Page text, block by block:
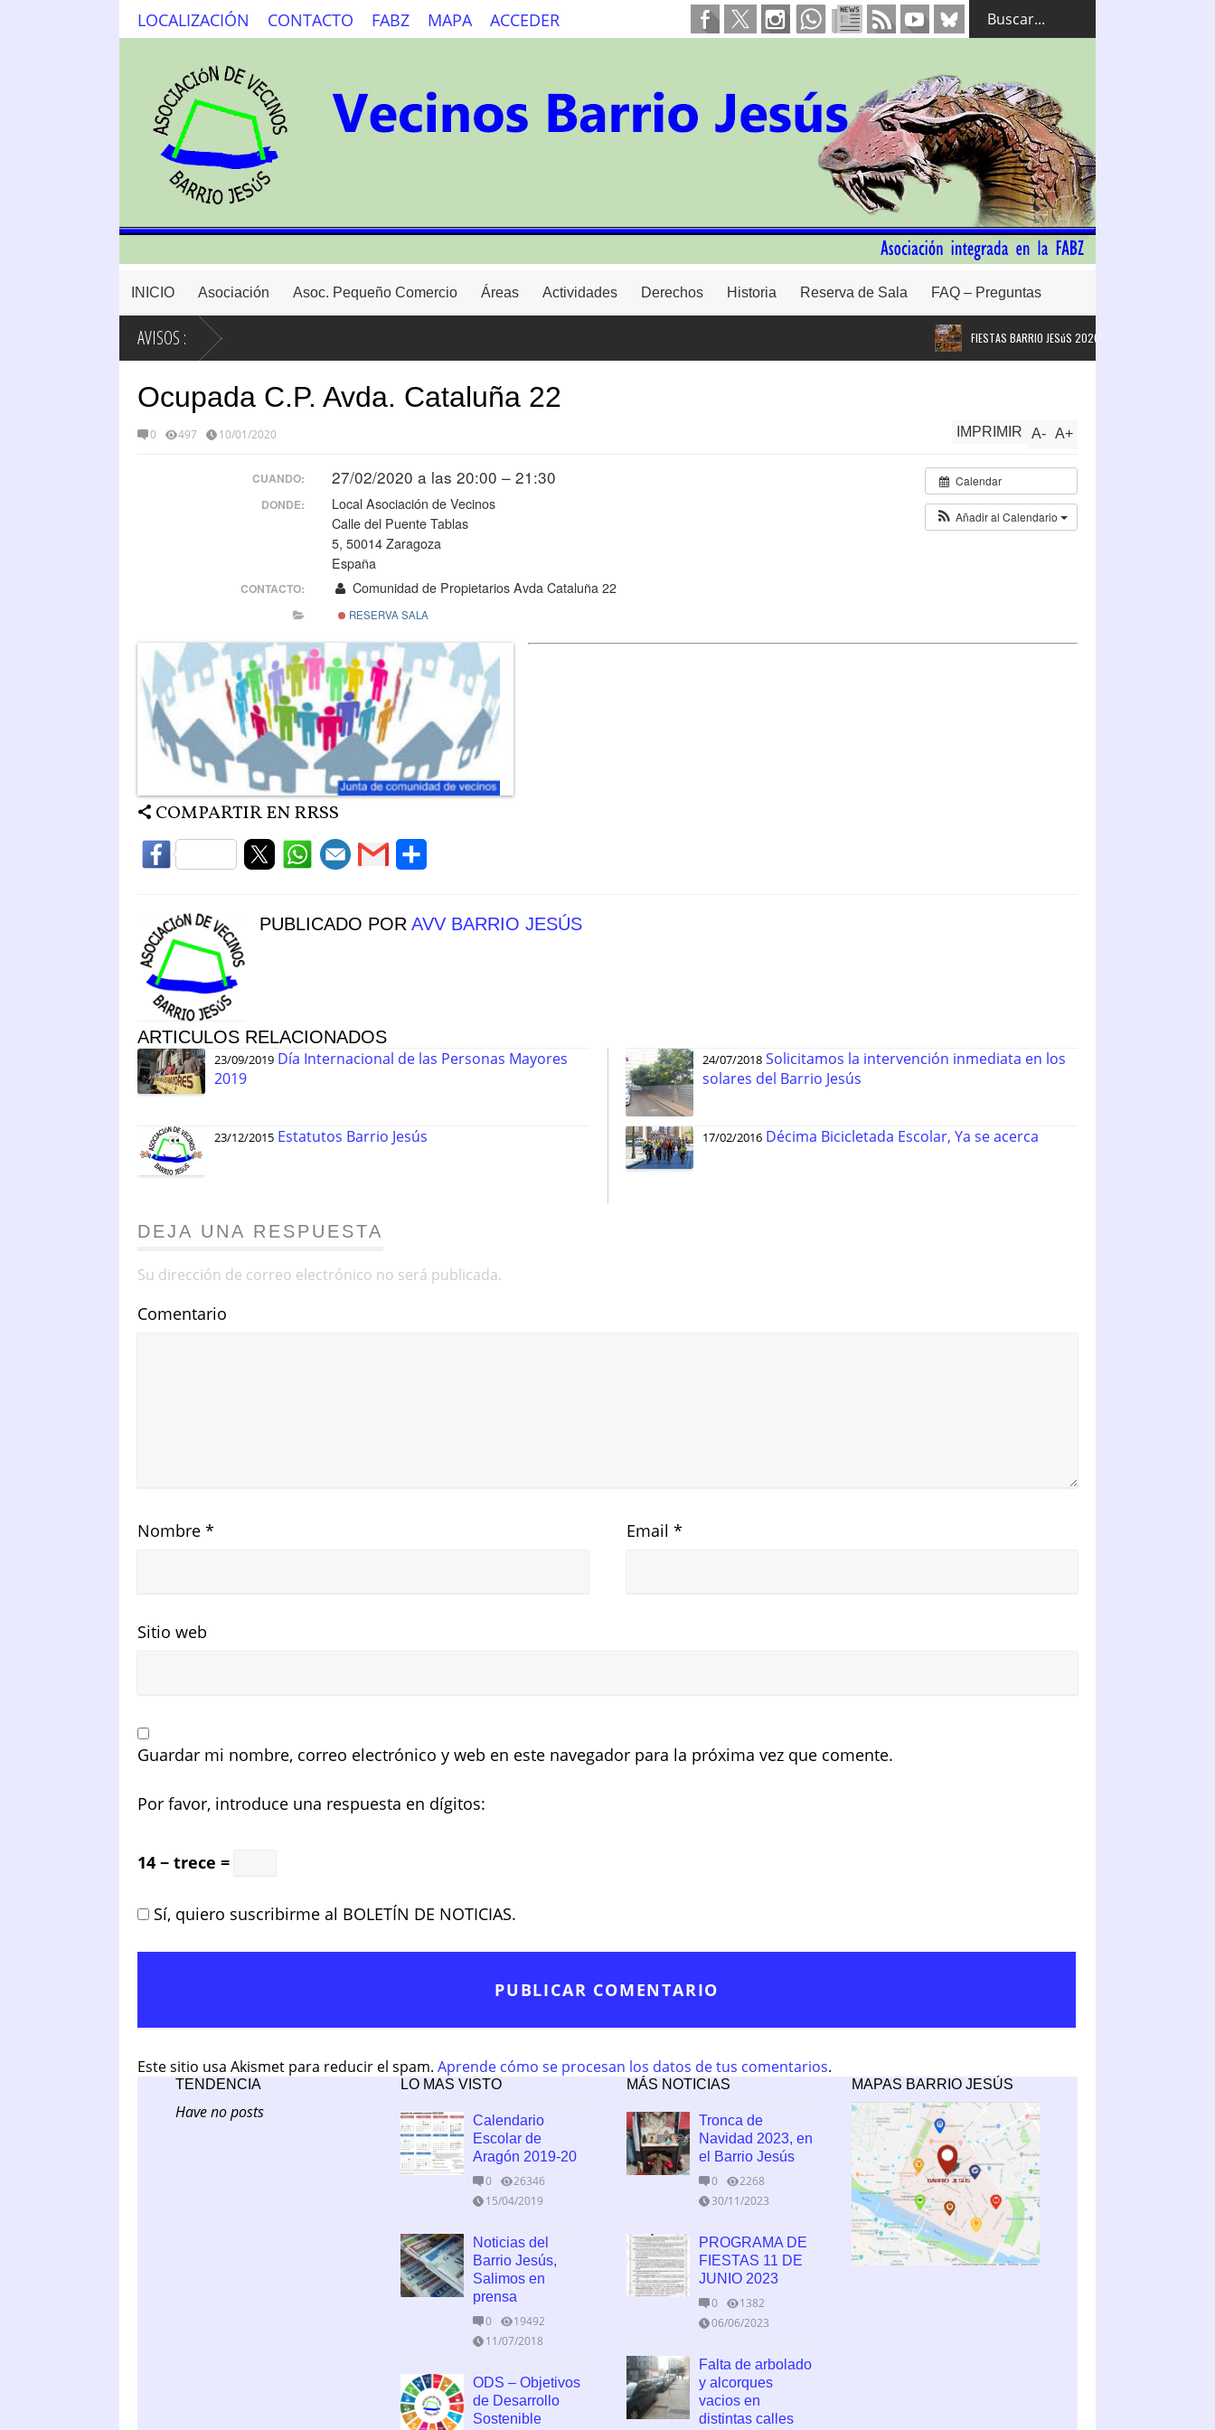
LOCALIZACIÓN CONTACTO FABZ MAPA ACCEDER
INICIO Asociación Asoc. Pequeño Comercio Áreas Actividades Derechos Historia Reserva de Sala FAQ – Preguntas
AVISOS : FIESTAS BARRIO JESúS 2026. #FBJ26
Ocupada C.P. Avda. Cataluña 22
0 497 10/01/2020 A+
A-
IMPRIMIR
Calendar
Añadir al Calendario
CUANDO: 27/02/2020 a las 20:00 – 21:30
DONDE:
Local Asociación de Vecinos
Calle del Puente Tablas
5, 50014 Zaragoza
España
CONTACTO: Comunidad de Propietarios Avda Cataluña 22
RESERVA SALA
COMPARTIR EN RRSS
PUBLICADO POR AVV BARRIO JESÚS
ARTICULOS RELACIONADOS
23/09/2019 Día Internacional de las Personas Mayores
2019
23/12/2015 Estatutos Barrio Jesús
24/07/2018 Solicitamos la intervención inmediata en los
solares del Barrio Jesús
17/02/2016 Décima Bicicletada Escolar, Ya se acerca
DEJA UNA RESPUESTA
Su dirección de correo electrónico no será publicada.
Comentario
Nombre * Email *
Sitio web
Guardar mi nombre, correo electrónico y web en este navegador para la próxima vez que comente.
Por favor, introduce una respuesta en dígitos:
14 − trece =
Sí, quiero suscribirme al BOLETÍN DE NOTICIAS.
Este sitio usa Akismet para reducir el spam. Aprende cómo se procesan los datos de tus comentarios.
TENDENCIA
Have no posts
LO MAS VISTO
Calendario
Escolar de
Aragón 2019-20
0
26346
15/04/2019
Noticias del
Barrio Jesús,
Salimos en
prensa
0
19492
11/07/2018
ODS – Objetivos
de Desarrollo
Sostenible
MÁS NOTICIAS
Tronca de
Navidad 2023, en
el Barrio Jesús
0
2268
30/11/2023
PROGRAMA DE
FIESTAS 11 DE
JUNIO 2023
0
1382
06/06/2023
Falta de arbolado
y alcorques
vacios en
distintas calles
MAPAS BARRIO JESÚS